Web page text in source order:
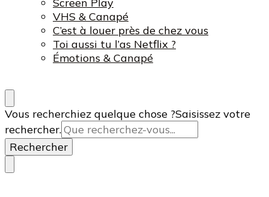
VHS & Canapé
C’est à louer près de chez vous
Toi aussi tu l’as Netflix ?
Émotions & Canapé
Vous recherchiez quelque chose ?Saisissez votre
rechercher.